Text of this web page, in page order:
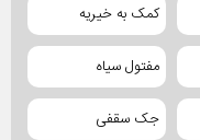
کمک به خیریه
مفتول سیاه
جک سقفی